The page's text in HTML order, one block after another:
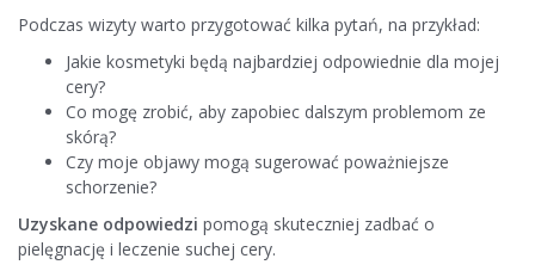
Podczas wizyty warto przygotować kilka pytań, na przykład:
Jakie kosmetyki będą najbardziej odpowiednie dla mojej
cery?
Co mogę zrobić, aby zapobiec dalszym problemom ze
skórą?
Czy moje objawy mogą sugerować poważniejsze
schorzenie?
Uzyskane odpowiedzi pomogą skuteczniej zadbać o
pielęgnację i leczenie suchej cery.